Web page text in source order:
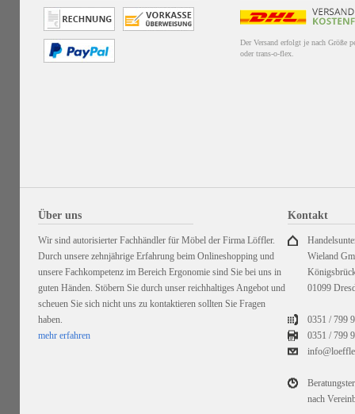
Der Versand erfolgt je nach Größe
oder trans-o-flex.
Über uns
Wir sind autorisierter Fachhändler für Möbel der Firma Löffler.
Durch unsere zehnjährige Erfahrung beim Onlineshopping und
unsere Fachkompetenz im Bereich Ergonomie sind Sie bei uns in
guten Händen. Stöbern Sie durch unser reichhaltiges Angebot und
scheuen Sie sich nicht uns zu kontaktieren sollten Sie Fragen
haben.
mehr erfahren
Kontakt
Wieland
01099
0351 / 799
0351 /799
nach